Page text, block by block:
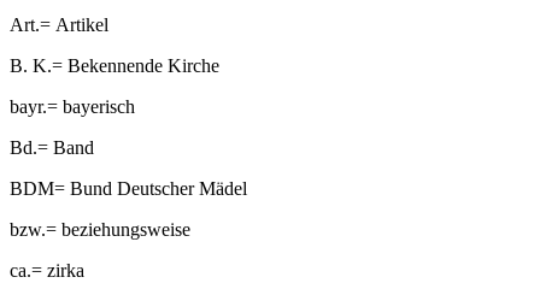
Art.= Artikel
B. K.= Bekennende Kirche
bayr.= bayerisch
Bd.= Band
BDM= Bund Deutscher Mädel
bzw.= beziehungsweise
ca.= zirka